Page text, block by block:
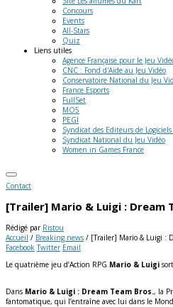
Concours
Events
All-Stars
Quiz
Liens utiles
Agence Française pour le Jeu
CNC : Fond d'Aide au Jeu Vidéo
Conservatoire National du Jeu
France Esports
FullSet
MO5
PEGI
Syndicat des Editeurs de
Syndicat National du Jeu Vidéo
Women in Games France
Contact
[Trailer] Mario & Luigi : Dream
Rédigé par Ristou
Accueil / Breaking news / [Trailer] Mario & Luigi :
Facebook Twitter Email
Le quatrième jeu d’Action RPG Mario & Luigi sort
Dans Mario & Luigi : Dream Team Bros., la
fantomatique, qui l’entraîne avec lui dans le